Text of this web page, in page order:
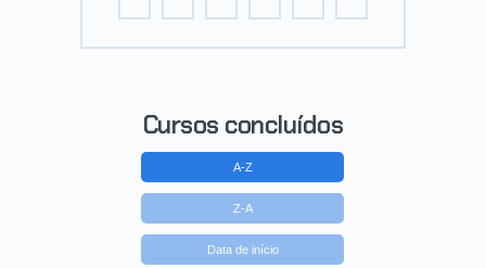
Cursos concluídos
A-Z
Z-A
Data de início